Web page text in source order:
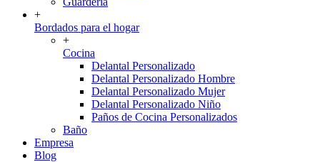
+
Bordados para el hogar
+
Cocina
Delantal Personalizado
Delantal Personalizado Hombre
Delantal Personalizado Mujer
Delantal Personalizado Niño
Paños de Cocina Personalizados
Baño
Empresa
Blog